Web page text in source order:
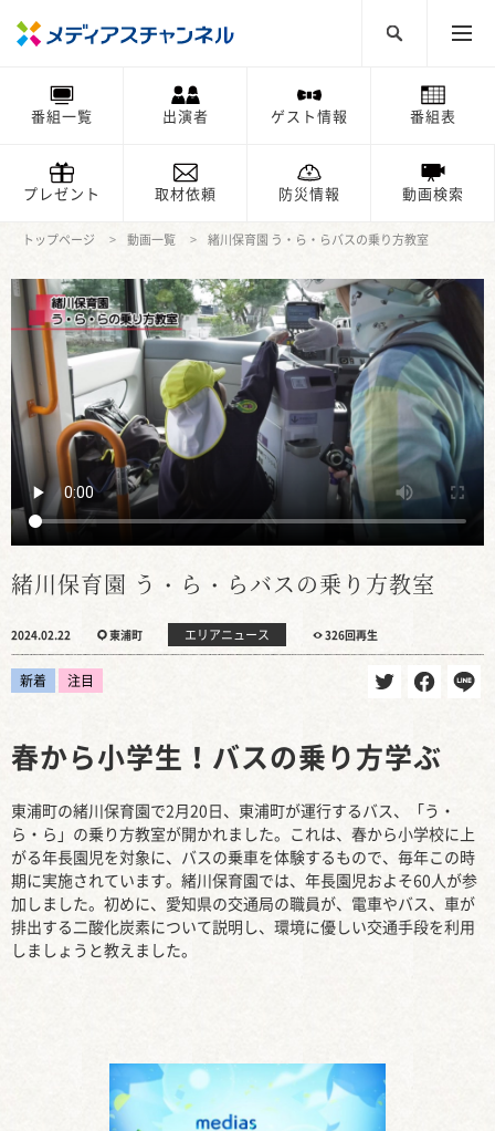
番組一覧 出演者 ゲスト情報 番組表
プレゼント 取材依頼 防災情報 動画検索
トップページ 動画一覧 緒川保育園 う・ら・らバスの乗り方教室
緒川保育園 う・ら・らバスの乗り方教室
2024.02.22 東浦町 エリアニュース 326回再生
新着 注目
春から小学生！バスの乗り方学ぶ
東浦町の緒川保育園で2月20日、東浦町が運行するバス、「う・
ら・ら」の乗り方教室が開かれました。これは、春から小学校に上
がる年長園児を対象に、バスの乗車を体験するもので、毎年この時
期に実施されています。緒川保育園では、年長園児およそ60人が参
加しました。初めに、愛知県の交通局の職員が、電車やバス、車が
排出する二酸化炭素について説明し、環境に優しい交通手段を利用
しましょうと教えました。